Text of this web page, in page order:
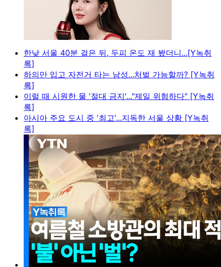
한낮 서울 40분 걸은 뒤, 두피 온도 재 봤더니...[Y녹취
록]
하의만 입고 자전거 타는 남성...처벌 가능할까? [Y녹취
록]
이럴 때 시원한 물 '절대 금지'..."제일 위험하다" [Y녹취
록]
아시아 주요 도시 중 '최고'...지독한 서울 상황 [Y녹취
록]